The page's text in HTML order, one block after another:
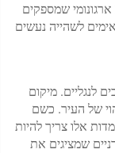
שמספקים
לשהייה נעשים
לנגליים. מיקום
של העיר. כשם
אלו צריך להיות
שמציגים את